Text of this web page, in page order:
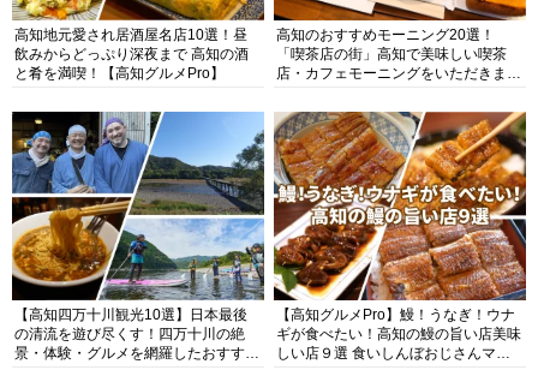
高知地元愛され居酒屋名店10選！昼
飲みからどっぷり深夜まで 高知の酒
と肴を満喫！【高知グルメPro】
高知のおすすめモーニング20選！
「喫茶店の街」高知で美味しい喫茶
店・カフェモーニングをいただきま
【高知四万十川観光10選】日本最後
の清流を遊び尽くす！四万十川の絶
景・体験・グルメを網羅したおすすめ
【高知グルメPro】鰻！うなぎ！ウナ
ギが食べたい！高知の鰻の旨い店美味
しい店９選 食いしんぼおじさんマッ